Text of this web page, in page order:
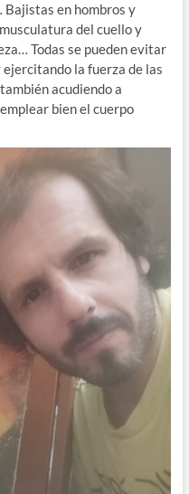
Bajistas en hombros y
del cuello y
Todas se pueden evitar
la fuerza de las
acudiendo a
bien el cuerpo